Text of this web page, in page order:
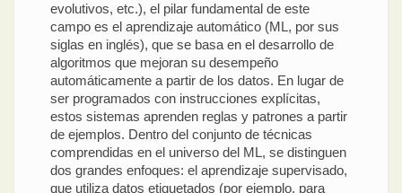
evolutivos, etc.), el pilar fundamental de este
campo es el aprendizaje automático (ML, por sus
siglas en inglés), que se basa en el desarrollo de
algoritmos que mejoran su desempeño
automáticamente a partir de los datos. En lugar de
ser programados con instrucciones explícitas,
estos sistemas aprenden reglas y patrones a partir
de ejemplos. Dentro del conjunto de técnicas
comprendidas en el universo del ML, se distinguen
dos grandes enfoques: el aprendizaje supervisado,
que utiliza datos etiquetados (por ejemplo, para